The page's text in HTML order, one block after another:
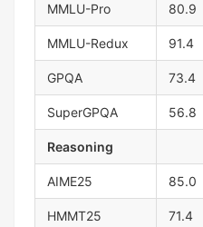
MMLU-Pro 80.9
MMLU-Redux 91.4
GPQA 73.4
SuperGPQA 56.8
Reasoning
AIME25 85.0
HMMT25 71.4